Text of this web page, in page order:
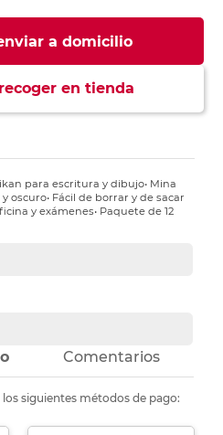
a domicilio
en tienda
para escritura y dibujo• Mina
oscuro• Fácil de borrar y de sacar
y exámenes• Paquete de 12
Comentarios
siguientes métodos de pago: